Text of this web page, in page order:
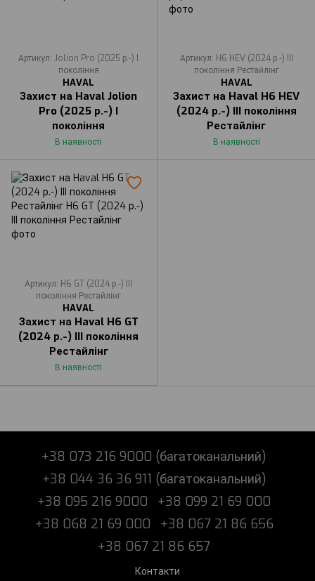
Артикул: Jolion Pro (2025 р.-) I
покоління
HAVAL
Захист на Haval Jolion
Pro (2025 р.-) I
покоління
В наявності
Артикул: H6 HEV (2024 р.-) III
покоління Рестайлінг
HAVAL
Захист на Haval H6 HEV
(2024 р.-) III покоління
Рестайлінг
В наявності
Артикул: H6 GT (2024 р.-) III
покоління Рестайлінг
HAVAL
Захист на Haval H6 GT
(2024 р.-) III покоління
Рестайлінг
В наявності
+38 073 216 9000 (багатоканальний)
+38 044 36 36 911 (багатоканальний)
+38 095 216 9000
+38 099 21 69 000
+38 068 21 69 000
+38 067 21 86 656
+38 067 21 86 657
Контакти